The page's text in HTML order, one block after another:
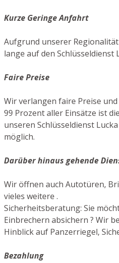
Kurze Geringe Anfahrt
Aufgrund unserer
lange auf den Schlüsseldienst
Faire Preise
Wir verlangen faire Preise
99 Prozent aller Einsätze ist
unseren Schlüsseldienst
möglich.
Darüber hinaus gehende
Wir öffnen auch Autotüren,
vieles weitere .
Sicherheitsberatung: Sie
Einbrechern absichern ? Wir
Hinblick auf Panzerriegel,
Bezahlung